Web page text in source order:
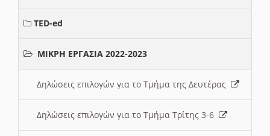
TED-ed
ΜΙΚΡΗ ΕΡΓΑΣΙΑ 2022-2023
Δηλώσεις επιλογών για το Τμήμα της Δευτέρας
Δηλώσεις επιλογών για το Τμήμα Τρίτης 3-6